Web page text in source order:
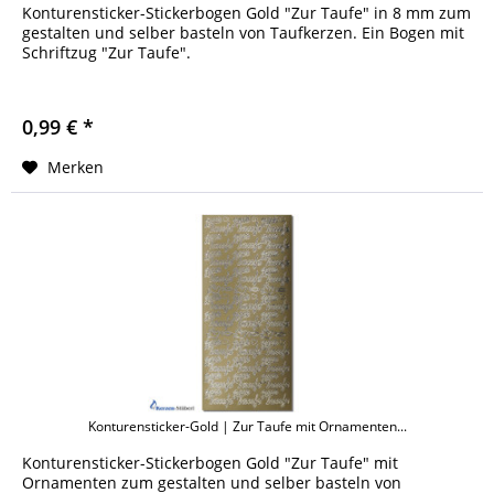
Konturensticker-Stickerbogen Gold "Zur Taufe" in 8 mm zum
gestalten und selber basteln von Taufkerzen. Ein Bogen mit
Schriftzug "Zur Taufe".
0,99 € *
Merken
Konturensticker-Gold | Zur Taufe mit Ornamenten...
Konturensticker-Stickerbogen Gold "Zur Taufe" mit
Ornamenten zum gestalten und selber basteln von